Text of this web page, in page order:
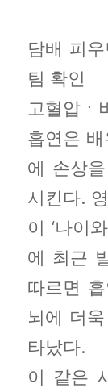
담배 피
팀 확인
고혈압ㆍ
흡연은
에 손상
시킨다.
이 ‘나이
에 최근
따르면
뇌에 더
타났다.
이 같은